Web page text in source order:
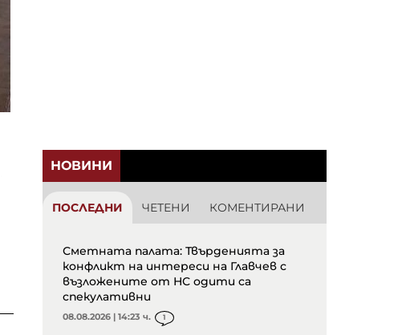
НОВИНИ
ПОСЛЕДНИ ЧЕТЕНИ КОМЕНТИРАНИ
Сметната палата: Твърденията за
конфликт на интереси на Главчев с
възложените от НС одити са
спекулативни
08.08.2026 | 14:23 ч. 1